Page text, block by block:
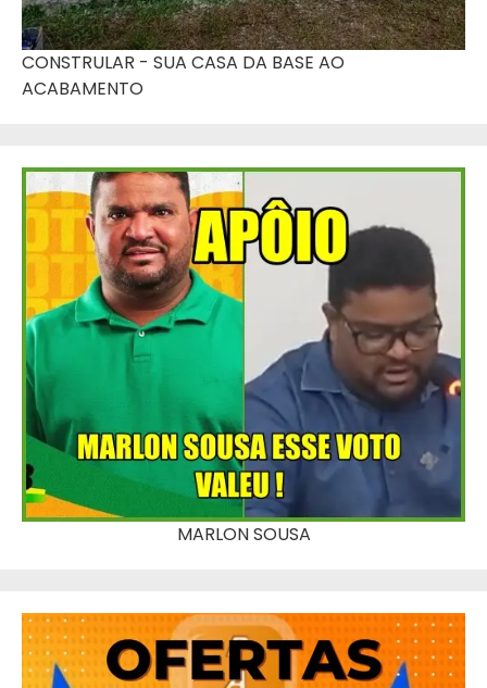
CONSTRULAR - SUA CASA DA BASE AO
ACABAMENTO
MARLON SOUSA